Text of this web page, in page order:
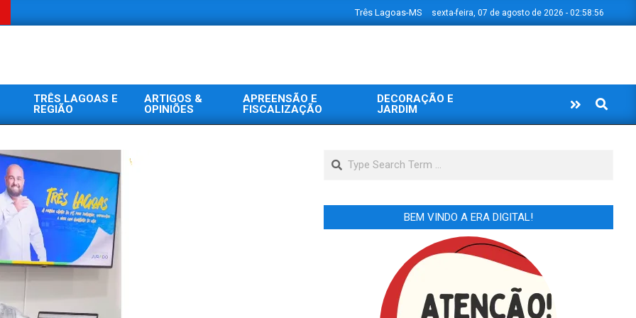
Três Lagoas-MS sexta-feira, 07 de agosto de 2026 - 02:58:56
TRÊS LAGOAS E
REGIÃO
ARTIGOS &
OPINIÕES
APREENSÃO E
FISCALIZAÇÃO
DECORAÇÃO E
JARDIM
Search
Search
BEM VINDO A ERA DIGITAL!